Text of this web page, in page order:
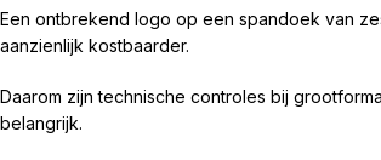
Een ontbrekend logo op een spandoek van
aanzienlijk kostbaarder.
Daarom zijn technische controles bij
belangrijk.